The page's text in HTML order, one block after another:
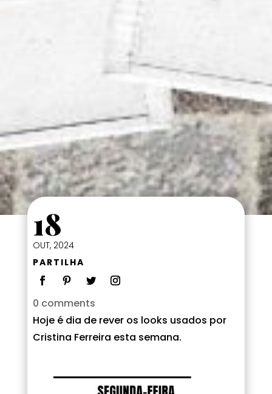
18
OUT, 2024
PARTILHA
0 comments
Hoje é dia de rever os looks usados por
Cristina Ferreira esta semana.